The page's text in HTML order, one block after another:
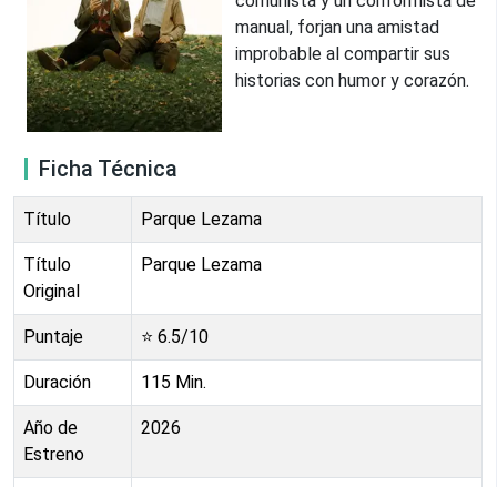
manual, forjan una amistad
improbable al compartir sus
historias con humor y corazón.
Ficha Técnica
Título Parque Lezama
Título
Original
Parque Lezama
Puntaje ⭐ 6.5/10
Duración 115 Min.
Año de
Estreno
2026